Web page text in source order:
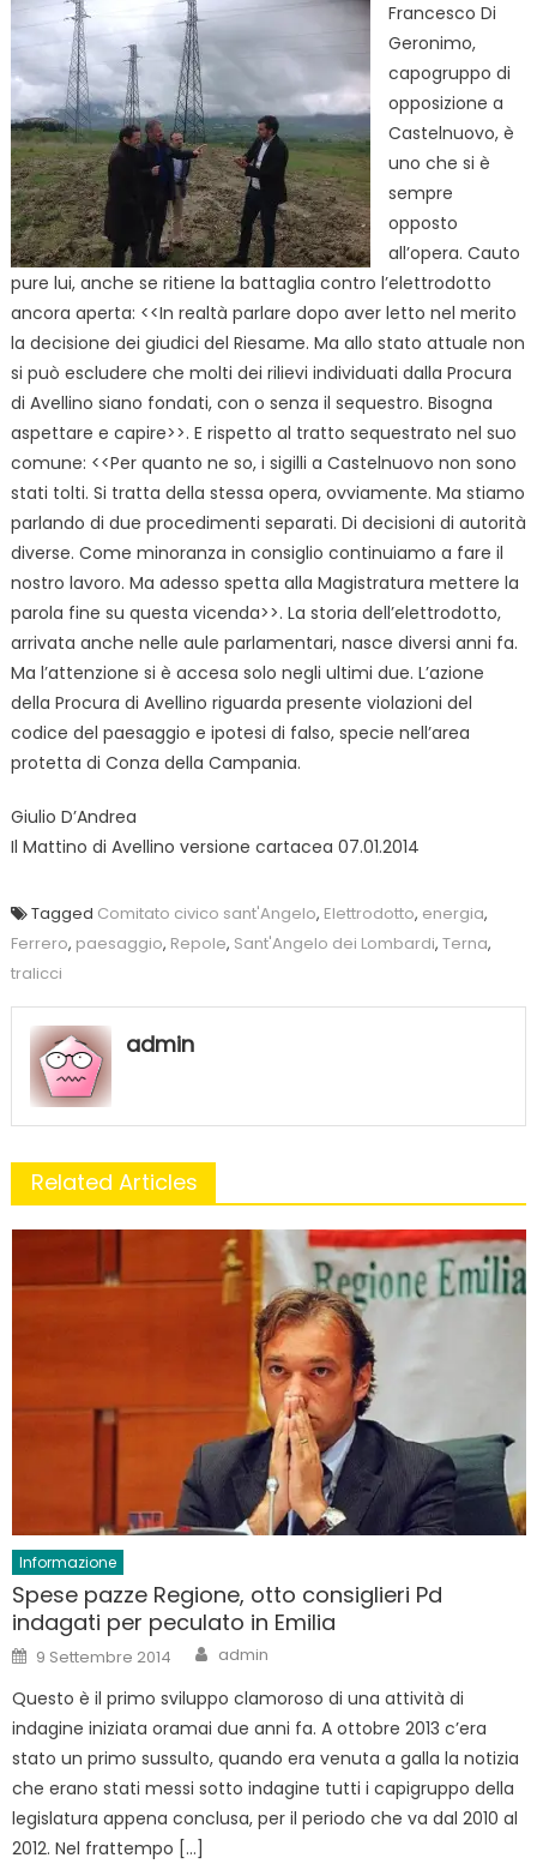
Francesco Di
Geronimo,
capogruppo di
opposizione a
Castelnuovo, è
uno che si è
sempre
opposto
all’opera. Cauto
pure lui, anche se ritiene la battaglia contro l’elettrodotto
ancora aperta: <<In realtà parlare dopo aver letto nel merito
la decisione dei giudici del Riesame. Ma allo stato attuale non
si può escludere che molti dei rilievi individuati dalla Procura
di Avellino siano fondati, con o senza il sequestro. Bisogna
aspettare e capire>>. E rispetto al tratto sequestrato nel suo
comune: <<Per quanto ne so, i sigilli a Castelnuovo non sono
stati tolti. Si tratta della stessa opera, ovviamente. Ma stiamo
parlando di due procedimenti separati. Di decisioni di autorità
diverse. Come minoranza in consiglio continuiamo a fare il
nostro lavoro. Ma adesso spetta alla Magistratura mettere la
parola fine su questa vicenda>>. La storia dell’elettrodotto,
arrivata anche nelle aule parlamentari, nasce diversi anni fa.
Ma l’attenzione si è accesa solo negli ultimi due. L’azione
della Procura di Avellino riguarda presente violazioni del
codice del paesaggio e ipotesi di falso, specie nell’area
protetta di Conza della Campania.
Giulio D’Andrea
Il Mattino di Avellino versione cartacea 07.01.2014
Tagged Comitato civico sant'Angelo, Elettrodotto, energia,
Ferrero, paesaggio, Repole, Sant'Angelo dei Lombardi, Terna,
tralicci
admin
Related Articles
Informazione
Spese pazze Regione, otto consiglieri Pd
indagati per peculato in Emilia
Posted
on
9 Settembre 2014 Author
admin
Questo è il primo sviluppo clamoroso di una attività di
indagine iniziata oramai due anni fa. A ottobre 2013 c’era
stato un primo sussulto, quando era venuta a galla la notizia
che erano stati messi sotto indagine tutti i capigruppo della
legislatura appena conclusa, per il periodo che va dal 2010 al
2012. Nel frattempo […]